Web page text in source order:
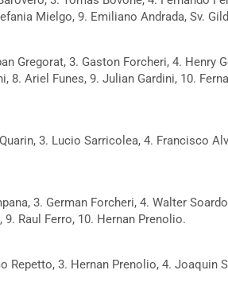
Mielgo, 9. Emiliano Andrada, Sv.
Gregorat, 3. Gaston Forcheri, 4. Henry
8. Ariel Funes, 9. Julian Gardini, 10.
3. Lucio Sarricolea, 4. Francisco
3. German Forcheri, 4. Walter
Raul Ferro, 10. Hernan Prenolio.
Repetto, 3. Hernan Prenolio, 4. Joaquin